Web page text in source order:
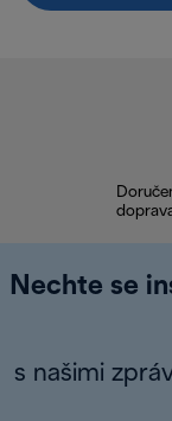
Nechte se
s našimi